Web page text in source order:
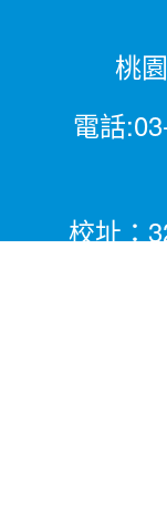
桃
電話
校址：